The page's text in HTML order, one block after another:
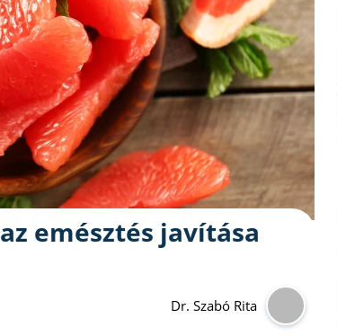
emésztés javítása
Dr. Szabó Rita